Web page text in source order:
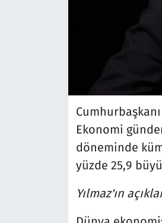
Ekonomi
döneminde
yüzde 25,9
Yılmaz'ın